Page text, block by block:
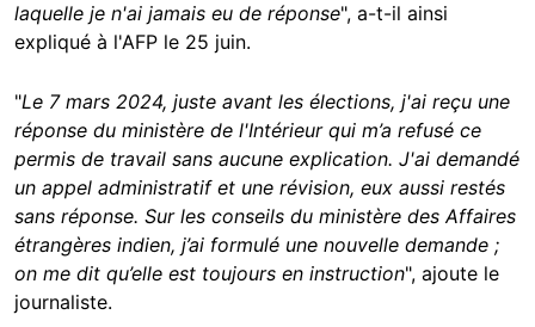
laquelle je n'ai jamais eu de réponse", a-t-il ainsi
expliqué à l'AFP le 25 juin.
"Le 7 mars 2024, juste avant les élections, j'ai reçu une
réponse du ministère de l'Intérieur qui m’a refusé ce
permis de travail sans aucune explication. J'ai demandé
un appel administratif et une révision, eux aussi restés
sans réponse. Sur les conseils du ministère des Affaires
étrangères indien, j’ai formulé une nouvelle demande ;
on me dit qu’elle est toujours en instruction", ajoute le
journaliste.